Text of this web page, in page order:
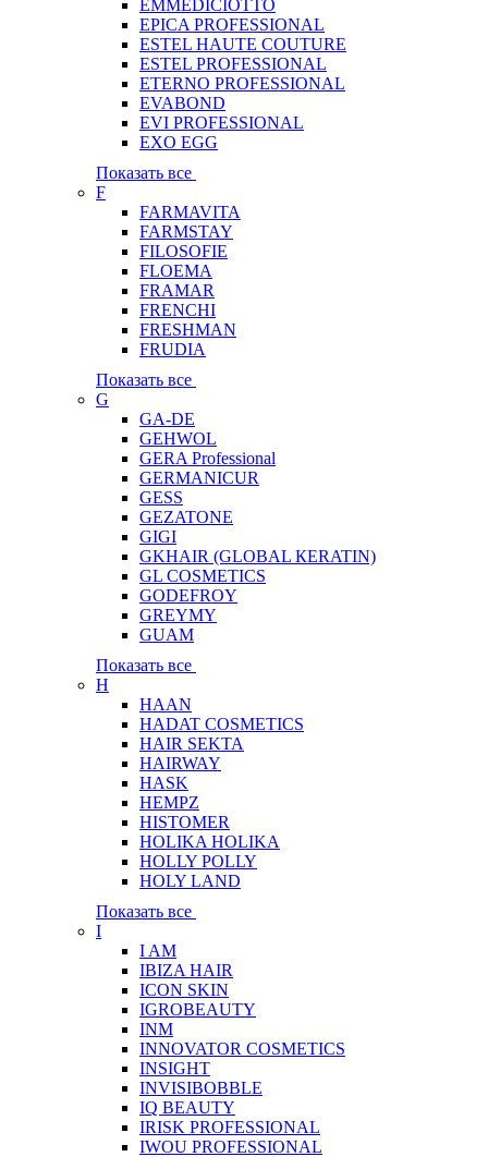
EMMEDICIOTTO
EPICA PROFESSIONAL
ESTEL HAUTE COUTURE
ESTEL PROFESSIONAL
ETERNO PROFESSIONAL
EVABOND
EVI PROFESSIONAL
EXO EGG
Показать все
F
FARMAVITA
FARMSTAY
FILOSOFIE
FLOEMA
FRAMAR
FRENCHI
FRESHMAN
FRUDIA
Показать все
G
GA-DE
GEHWOL
GERA Professional
GERMANICUR
GESS
GEZATONE
GIGI
GKHAIR (GLOBAL КЕRATIN)
GL COSMETICS
GODEFROY
GREYMY
GUAM
Показать все
H
HAAN
HADAT COSMETICS
HAIR SEKTA
HAIRWAY
HASK
HEMPZ
HISTOMER
HOLIKA HOLIKA
HOLLY POLLY
HOLY LAND
Показать все
I
I AM
IBIZA HAIR
ICON SKIN
IGROBEAUTY
INM
INNOVATOR COSMETICS
INSIGHT
INVISIBOBBLE
IQ BEAUTY
IRISK PROFESSIONAL
IWOU PROFESSIONAL